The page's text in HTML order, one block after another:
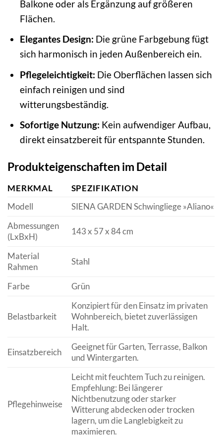
Balkone oder als Ergänzung auf größeren
Flächen.
Elegantes Design: Die grüne Farbgebung fügt
sich harmonisch in jeden Außenbereich ein.
Pflegeleichtigkeit: Die Oberflächen lassen sich
einfach reinigen und sind
witterungsbeständig.
Sofortige Nutzung: Kein aufwendiger Aufbau,
direkt einsatzbereit für entspannte Stunden.
Produkteigenschaften im Detail
MERKMAL
SPEZIFIKATION
Modell
SIENA GARDEN Schwingliege »Aliano«
Abmessungen
(LxBxH)
143 x 57 x 84 cm
Material
Rahmen
Stahl
Farbe Grün
Belastbarkeit
Konzipiert für den Einsatz im privaten
Wohnbereich, bietet zuverlässigen
Halt.
Einsatzbereich
Geeignet für Garten, Terrasse, Balkon
und Wintergarten.
Pflegehinweise
Leicht mit feuchtem Tuch zu reinigen.
Empfehlung: Bei längerer
Nichtbenutzung oder starker
Witterung abdecken oder trocken
lagern, um die Langlebigkeit zu
maximieren.